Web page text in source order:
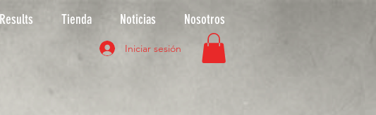
Tienda Noticias Nosotros
Iniciar sesión